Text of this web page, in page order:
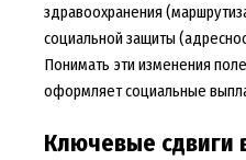
здравоохранения
социальной защиты
Понимать эти изменения
оформляет социальные
Ключевые сдвиги